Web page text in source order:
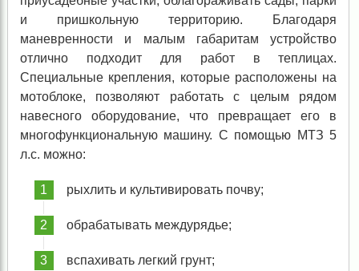
и пришкольную территорию. Благодаря
маневренности и малым габаритам устройство
отлично подходит для работ в теплицах.
Специальные крепления, которые расположены на
мотоблоке, позволяют работать с целым рядом
навесного оборудование, что превращает его в
многофункциональную машину. С помощью МТЗ 5
л.с. можно:
рыхлить и культивировать почву;
обрабатывать междурядье;
вспахивать легкий грунт;